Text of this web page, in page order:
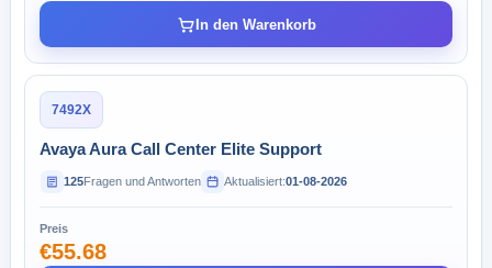
In den Warenkorb
7492X
Avaya Aura Call Center Elite Support
125Fragen und Antworten Aktualisiert:01-08-2026
Preis
€55.68